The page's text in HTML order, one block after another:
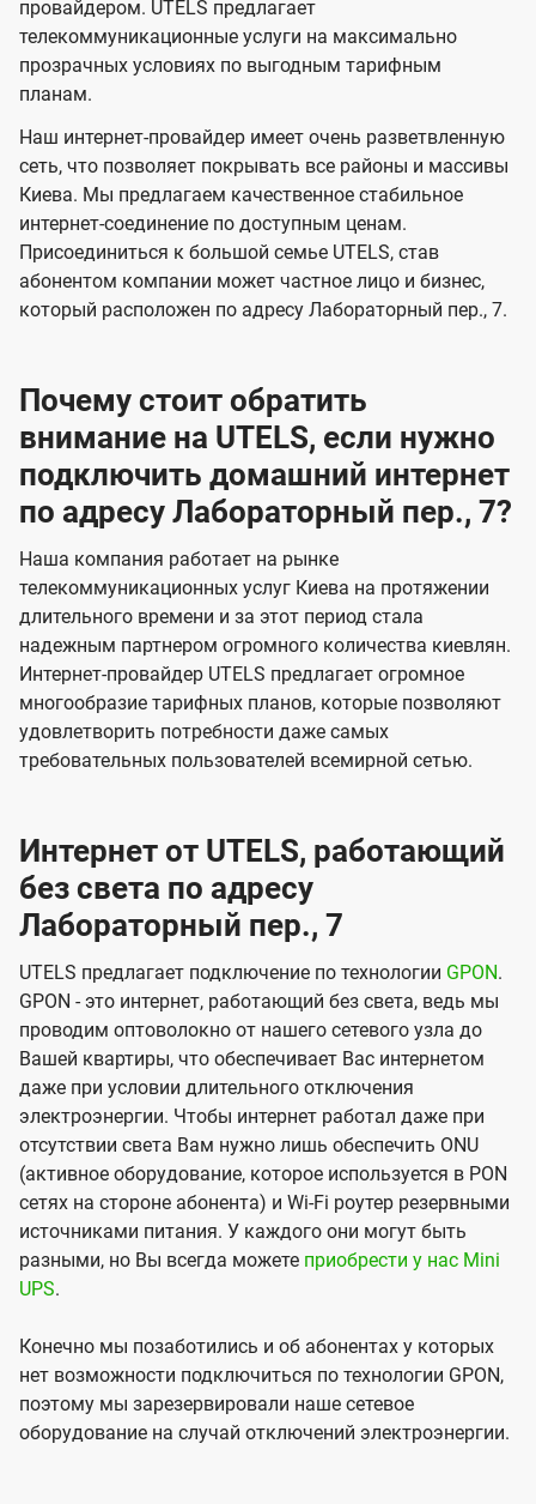
s
и
д
е
н
и
я
д
е
и
я
провайдером. UTELS предлагает
телекоммуникационные услуги на максимально
прозрачных условиях по выгодным тарифным
планам.
Наш интернет-провайдер имеет очень разветвленную
сеть, что позволяет покрывать все районы и массивы
Киева. Мы предлагаем качественное стабильное
интернет-соединение по доступным ценам.
Присоединиться к большой семье UTELS, став
абонентом компании может частное лицо и бизнес,
который расположен по адресу Лабораторный пер., 7.
Почему стоит обратить
внимание на UTELS, если нужно
подключить домашний интернет
по адресу Лабораторный пер., 7?
Наша компания работает на рынке
телекоммуникационных услуг Киева на протяжении
длительного времени и за этот период стала
надежным партнером огромного количества киевлян.
Интернет-провайдер UTELS предлагает огромное
многообразие тарифных планов, которые позволяют
удовлетворить потребности даже самых
требовательных пользователей всемирной сетью.
Интернет от UTELS, работающий
без света по адресу
Лабораторный пер., 7
UTELS предлагает подключение по технологии GPON.
GPON - это интернет, работающий без света, ведь мы
проводим оптоволокно от нашего сетевого узла до
Вашей квартиры, что обеспечивает Вас интернетом
даже при условии длительного отключения
электроэнергии. Чтобы интернет работал даже при
отсутствии света Вам нужно лишь обеспечить ONU
(активное оборудование, которое используется в PON
сетях на стороне абонента) и Wi-Fi роутер резервными
источниками питания. У каждого они могут быть
разными, но Вы всегда можете приобрести у нас Mini
UPS.
Конечно мы позаботились и об абонентах у которых
нет возможности подключиться по технологии GPON,
поэтому мы зарезервировали наше сетевое
оборудование на случай отключений электроэнергии.